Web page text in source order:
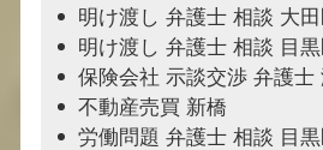
明け渡し 弁護士 相談 大
明け渡し 弁護士 相談 目
保険会社 示談交渉 弁護士
不動産売買 新橋
労働問題 弁護士 相談 目